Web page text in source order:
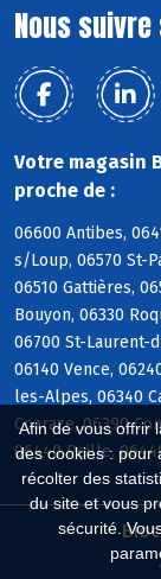
Afin de vous offrir
des cookies : pour
récolter des
du site et vous
sécurité.
Nous
Votre magasin
proche de :
06600 Antibes,
s/Loup, 06570 St-
06510 Gattières,
Bouyon, 06330
06700 St-Laurent-
06140 Vence,
les-Alpes, 06340
Coaraze, 06390
06440 Peille,